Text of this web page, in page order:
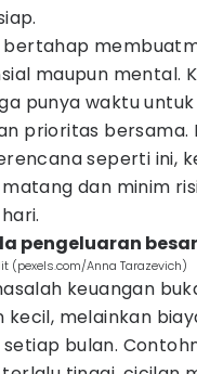
bertahap
maupun mental.
punya waktu
prioritas bersama.
seperti ini,
dan minim
pengeluaran besar
(pexels.com/Anna Tarazevich)
keuangan
kecil, melainkan
bulan.